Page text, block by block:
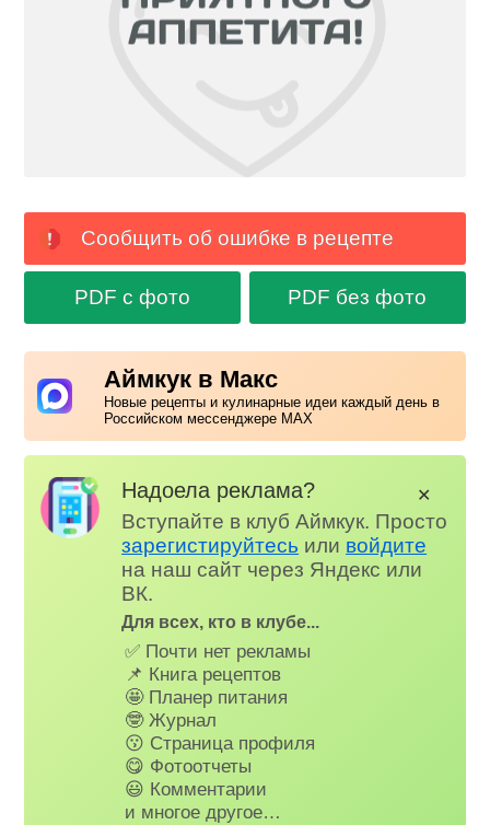
Сообщить об ошибке в рецепте
PDF с фото PDF без фото
Аймкук в Макс
Новые рецепты и кулинарные идеи каждый день в
Российском мессенджере MAX
Надоела реклама?
Вступайте в клуб Аймкук. Просто
зарегистируйтесь или войдите
на наш сайт через Яндекс или
ВК.
Для всех, кто в клубе...
✅ Почти нет рекламы
📌 Книга рецептов
🤩 Планер питания
🤓 Журнал
😗 Страница профиля
😋 Фотоотчеты
😃 Комментарии
и многое другое…
✕